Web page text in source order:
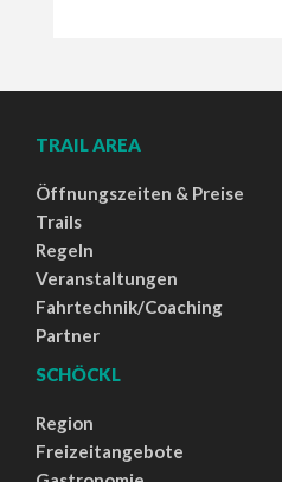
TRAIL AREA
Öffnungszeiten & Preise
Trails
Regeln
Veranstaltungen
Fahrtechnik/Coaching
Partner
SCHÖCKL
Region
Freizeitangebote